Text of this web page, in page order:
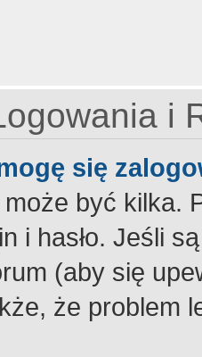
i
się
być kilka.
i hasło. Jeśli
(aby się
że problem